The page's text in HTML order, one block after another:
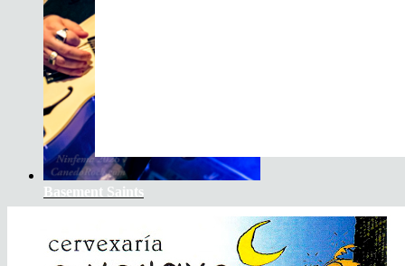
Basement Saints
The Soundtrack Of Our Lives +
Spiders